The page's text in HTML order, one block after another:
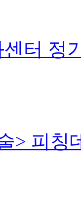
터 정
> 피칭